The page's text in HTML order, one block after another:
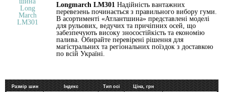
Longmarch LM301 Надійність вантажних
перевезень починається з правильного вибору гуми.
В асортименті «Атлантшина» представлені моделі
для рульових, ведучих та причіпних осей, що
забезпечують високу зносостійкість та економію
палива. Обирайте перевірені рішення для
магістральних та регіональних поїздок з доставкою
по всій Україні.
Размір шин Індекс Тип осі Ціна, грн